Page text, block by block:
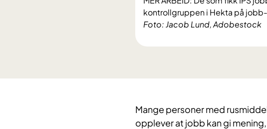
Foto: Jacob Lund, Adobestock
kontrollgruppen i Hekta på
Mange personer med
opplever at jobb kan gi